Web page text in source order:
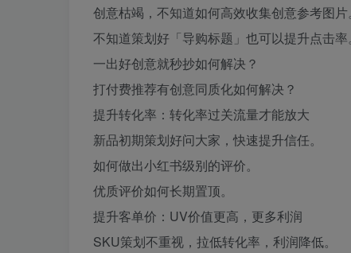
创意枯竭，不知道如何高效收集创意参考图片。
不知道策划好「导购标题」也可以提升点击率。
一出好创意就秒抄如何解决？
打付费推荐有创意同质化如何解决？
提升转化率：转化率过关流量才能放大
新品初期策划好问大家，快速提升信任。
如何做出小红书级别的评价。
优质评价如何长期置顶。
提升客单价：UV价值更高，更多利润
SKU策划不重视，拉低转化率，利润降低。